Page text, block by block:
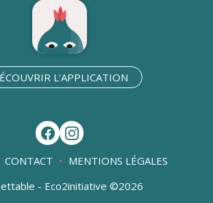
L'APPLICATION
CONTACT
MENTIONS LÉGALES
- Eco2initiative ©2026